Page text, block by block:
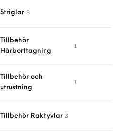
Striglar 8
Tillbehör
Hårborttagning
1
Tillbehör och
utrustning
1
Tillbehör Rakhyvlar 3